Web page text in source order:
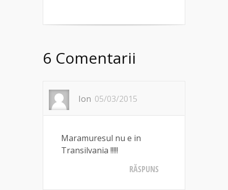
6 Comentarii
Ion 05/03/2015
Maramuresul nu e in
Transilvania !!!!!
RĂSPUNS